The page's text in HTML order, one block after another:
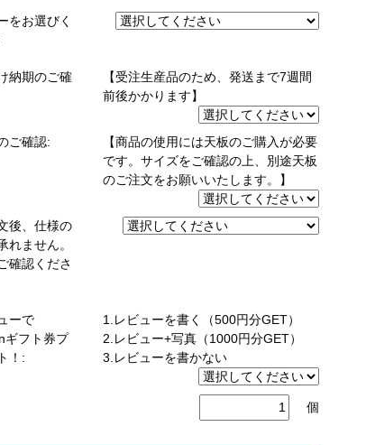
ー下ラック
下ラック
フレームソファー
フレームソファー
ドアームソファ
ドフレームソファー
個室型デスク
学習デスク・子供部屋
もっと見る
をお選びく
納期のご確
【受注生産品のため、発送まで7週間
前後かかります】
ご確認:
【商品の使用には天板のご購入が必要
です。サイズをご確認の上、別途天板
のご注文をお願いいたします。】
後、仕様の
れません。
確認くださ
ーで
ギフト券プ
！:
1.レビューを書く（500円分GET）
2.レビュー+写真（1000円分GET）
3.レビューを書かない
個